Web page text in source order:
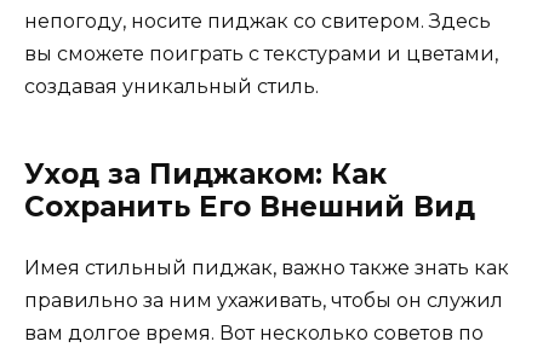
непогоду, носите пиджак со свитером. Здесь
вы сможете поиграть с текстурами и цветами,
создавая уникальный стиль.
Уход за Пиджаком: Как
Сохранить Его Внешний Вид
Имея стильный пиджак, важно также знать как
правильно за ним ухаживать, чтобы он служил
вам долгое время. Вот несколько советов по